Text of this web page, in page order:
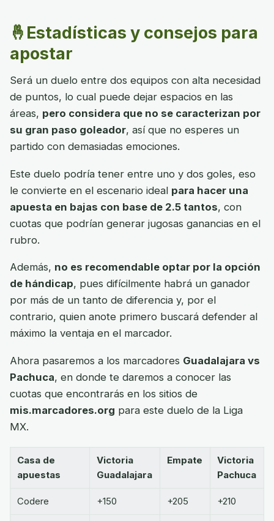
🤞Estadísticas y consejos para
apostar
Será un duelo entre dos equipos con alta necesidad
de puntos, lo cual puede dejar espacios en las
áreas, pero considera que no se caracterizan por
su gran paso goleador, así que no esperes un
partido con demasiadas emociones.
Este duelo podría tener entre uno y dos goles, eso
le convierte en el escenario ideal para hacer una
apuesta en bajas con base de 2.5 tantos, con
cuotas que podrían generar jugosas ganancias en el
rubro.
Además, no es recomendable optar por la opción
de hándicap, pues difícilmente habrá un ganador
por más de un tanto de diferencia y, por el
contrario, quien anote primero buscará defender al
máximo la ventaja en el marcador.
Ahora pasaremos a los marcadores Guadalajara vs
Pachuca, en donde te daremos a conocer las
cuotas que encontrarás en los sitios de
mis.marcadores.org para este duelo de la Liga
MX.
Casa de
apuestas
Victoria
Guadalajara
Empate
Victoria
Pachuca
Codere +150 +205 +210